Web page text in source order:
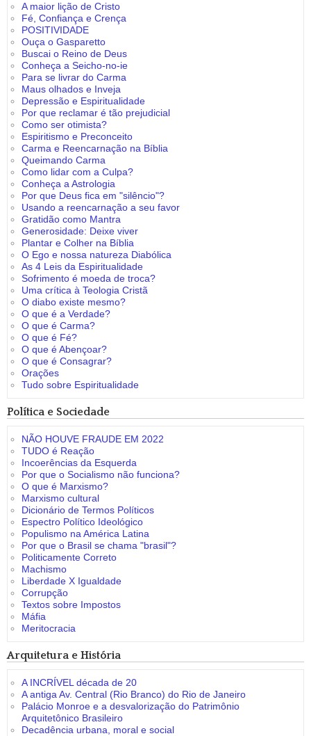
A maior lição de Cristo
Fé, Confiança e Crença
POSITIVIDADE
Ouça o Gasparetto
Buscai o Reino de Deus
Conheça a Seicho-no-ie
Para se livrar do Carma
Maus olhados e Inveja
Depressão e Espiritualidade
Por que reclamar é tão prejudicial
Como ser otimista?
Espiritismo e Preconceito
Carma e Reencarnação na Bíblia
Queimando Carma
Como lidar com a Culpa?
Conheça a Astrologia
Por que Deus fica em "silêncio"?
Usando a reencarnação a seu favor
Gratidão como Mantra
Generosidade: Deixe viver
Plantar e Colher na Bíblia
O Ego e nossa natureza Diabólica
As 4 Leis da Espiritualidade
Sofrimento é moeda de troca?
Uma crítica à Teologia Cristã
O diabo existe mesmo?
O que é a Verdade?
O que é Carma?
O que é Fé?
O que é Abençoar?
O que é Consagrar?
Orações
Tudo sobre Espiritualidade
Política e Sociedade
NÃO HOUVE FRAUDE EM 2022
TUDO é Reação
Incoerências da Esquerda
Por que o Socialismo não funciona?
O que é Marxismo?
Marxismo cultural
Dicionário de Termos Políticos
Espectro Político Ideológico
Populismo na América Latina
Por que o Brasil se chama "brasil"?
Politicamente Correto
Machismo
Liberdade X Igualdade
Corrupção
Textos sobre Impostos
Máfia
Meritocracia
Arquitetura e História
A INCRÍVEL década de 20
A antiga Av. Central (Rio Branco) do Rio de Janeiro
Palácio Monroe e a desvalorização do Patrimônio
Arquitetônico Brasileiro
Decadência urbana, moral e social